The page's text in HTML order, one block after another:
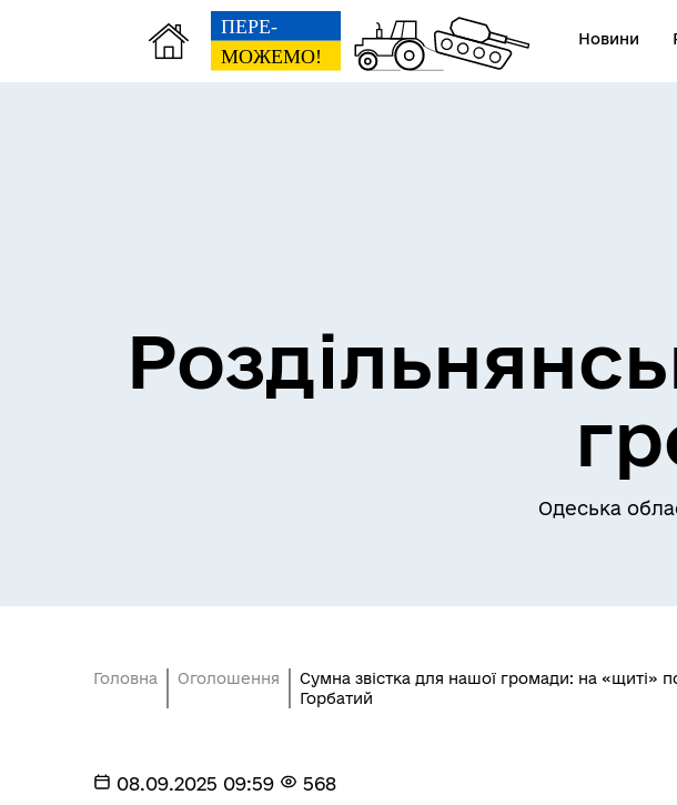
Новини
Одеська
Головна Оголошення
Сумна звістка для нашої громади: на «щиті»
Горбатий
08.09.2025 09:59 568